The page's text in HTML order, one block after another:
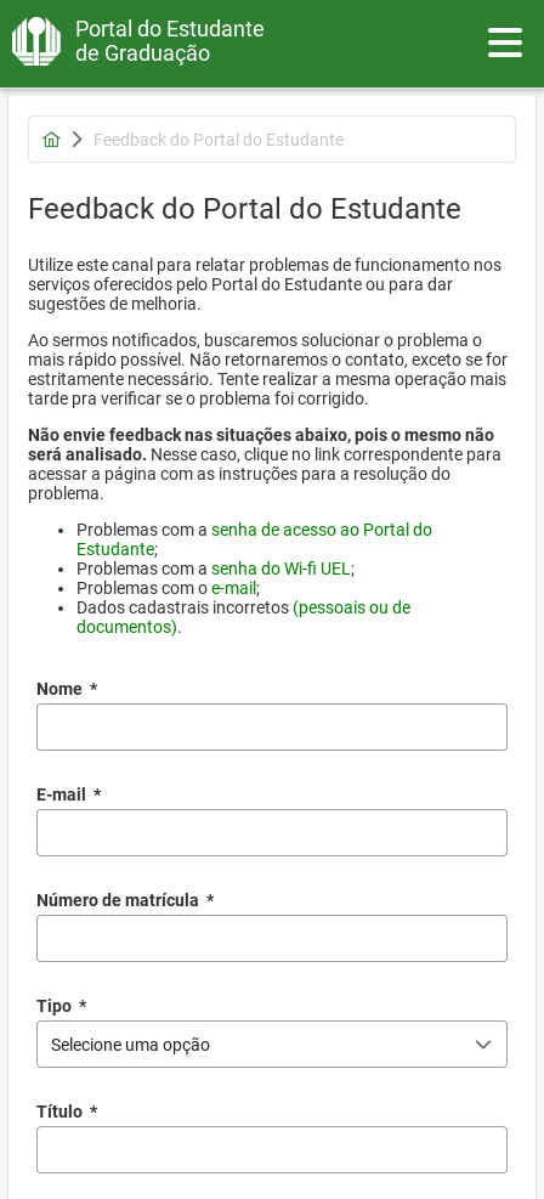
Portal do Estudante
de Graduação
Feedback do Portal do Estudante
Feedback do Portal do Estudante
Utilize este canal para relatar problemas de funcionamento nos
serviços oferecidos pelo Portal do Estudante ou para dar
sugestões de melhoria.
Ao sermos notificados, buscaremos solucionar o problema o
mais rápido possível. Não retornaremos o contato, exceto se for
estritamente necessário. Tente realizar a mesma operação mais
tarde pra verificar se o problema foi corrigido.
Não envie feedback nas situações abaixo, pois o mesmo não
será analisado. Nesse caso, clique no link correspondente para
acessar a página com as instruções para a resolução do
problema.
Problemas com a senha de acesso ao Portal do
Estudante;
Problemas com a senha do Wi-fi UEL ;
Problemas com oe-mail;
Dados cadastrais incorretos (pessoais ou de
documentos).
Nome *
E-mail *
Número de matrícula *
Tipo *
Selecione uma opção
Título *